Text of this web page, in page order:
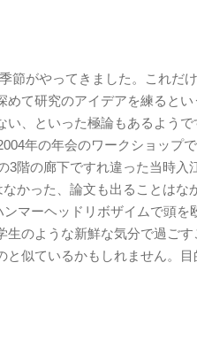
節がやってきました。これだ
めて研究のアイデアを練ると
い、といった極論もあるよう
年の年会のワークショップ
3階の廊下ですれ違った当時
かった、論文も出ることは
マーヘッドリボザイムで頭
のような新鮮な気分で過ご
似ているかもしれません。